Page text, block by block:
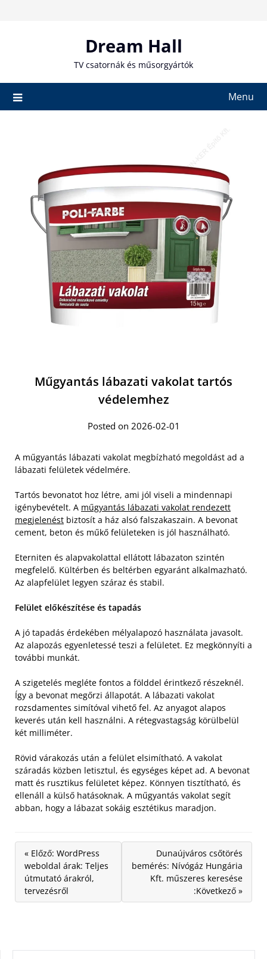
Dream Hall
TV csatornák és műsorgyártók
Menu
Műgyantás lábazati vakolat tartós
védelemhez
Posted on 2026-02-01
A műgyantás lábazati vakolat megbízható megoldást ad a
lábazati felületek védelmére.
Tartós bevonatot hoz létre, ami jól viseli a mindennapi
igénybevételt. A műgyantás lábazati vakolat rendezett
megjelenést biztosít a ház alsó falszakaszain. A bevonat
cement, beton és műkő felületeken is jól használható.
Eterniten és alapvakolattal ellátott lábazaton szintén
megfelelő. Kültérben és beltérben egyaránt alkalmazható.
Az alapfelület legyen száraz és stabil.
Felület előkészítése és tapadás
A jó tapadás érdekében mélyalapozó használata javasolt.
Az alapozás egyenletessé teszi a felületet. Ez megkönnyíti a
további munkát.
A szigetelés megléte fontos a földdel érintkező részeknél.
Így a bevonat megőrzi állapotát. A lábazati vakolat
rozsdamentes simítóval vihető fel. Az anyagot alapos
keverés után kell használni. A rétegvastagság körülbelül
két milliméter.
Rövid várakozás után a felület elsimítható. A vakolat
száradás közben letisztul, és egységes képet ad. A bevonat
matt és rusztikus felületet képez. Könnyen tisztítható, és
ellenáll a külső hatásoknak. A műgyantás vakolat segít
abban, hogy a lábazat sokáig esztétikus maradjon.
« Előző: WordPress
weboldal árak: Teljes
útmutató árakról,
tervezésről
Dunaújváros csőtörés
bemérés: Nívógáz Hungária
Kft. műszeres keresése
:Következő »